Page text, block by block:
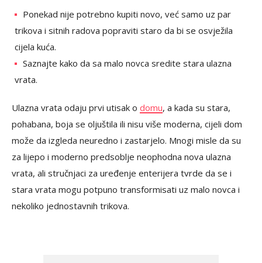
Ponekad nije potrebno kupiti novo, već samo uz par
trikova i sitnih radova popraviti staro da bi se osvježila
cijela kuća.
Saznajte kako da sa malo novca sredite stara ulazna
vrata.
Ulazna vrata odaju prvi utisak o domu, a kada su stara,
pohabana, boja se oljuštila ili nisu više moderna, cijeli dom
može da izgleda neuredno i zastarjelo. Mnogi misle da su
za lijepo i moderno predsoblje neophodna nova ulazna
vrata, ali stručnjaci za uređenje enterijera tvrde da se i
stara vrata mogu potpuno transformisati uz malo novca i
nekoliko jednostavnih trikova.